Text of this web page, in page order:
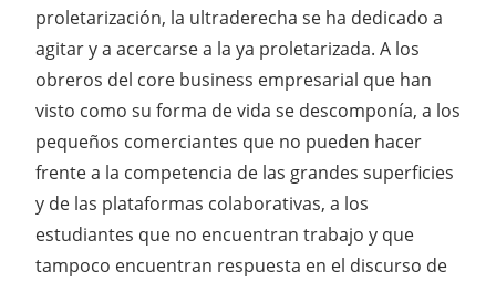
proletarización, la ultraderecha se ha dedicado a
agitar y a acercarse a la ya proletarizada. A los
obreros del core business empresarial que han
visto como su forma de vida se descomponía, a los
pequeños comerciantes que no pueden hacer
frente a la competencia de las grandes superficies
y de las plataformas colaborativas, a los
estudiantes que no encuentran trabajo y que
tampoco encuentran respuesta en el discurso de